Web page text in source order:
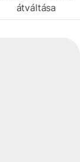
átváltása